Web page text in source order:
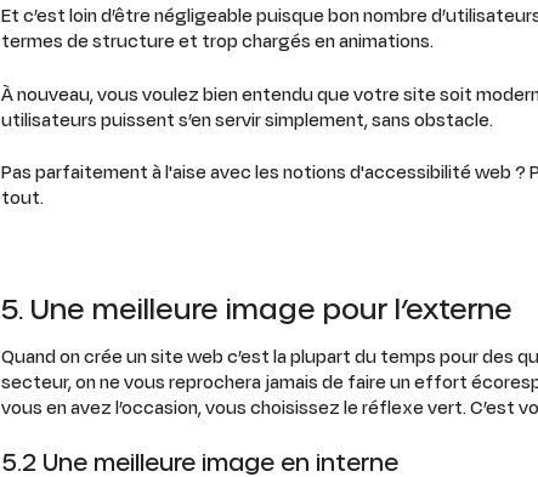
Et c’est loin d’être négligeable puisque bon nombre
termes de structure et trop chargés en animations.
À nouveau, vous voulez bien entendu que votre site soit
utilisateurs puissent s’en servir simplement, sans obstacle.
Pas parfaitement à l'aise avec les notions d'accessibilité web ?
tout.
5. Une meilleure image pour l’externe
Quand on crée un site web c’est la plupart du temps pour des
secteur, on ne vous reprochera jamais de faire un effort
vous en avez l’occasion, vous choisissez le réflexe vert. C’est
5.2 Une meilleure image en interne